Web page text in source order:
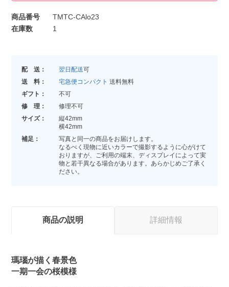
商品番号
TMTC-CAlo23
在庫数
1
配 送： 翌日配送可
送 料：
宅急便コンパクト 送料無料
ギフト：
不可
修 理：
修理不可
サイズ：
縦42mm
横42mm
補足：
写真と同一の商品をお届けします。
なるべく現物に近いカラーで撮影するように心がけて
おりますが、ご利用の端末、ディスプレイによって実
物と若干異なる場合があります。あらかじめご了承く
ださい。
商品の説明 詳細情報
瑪瑙が描く春景色
一期一会の桜模様